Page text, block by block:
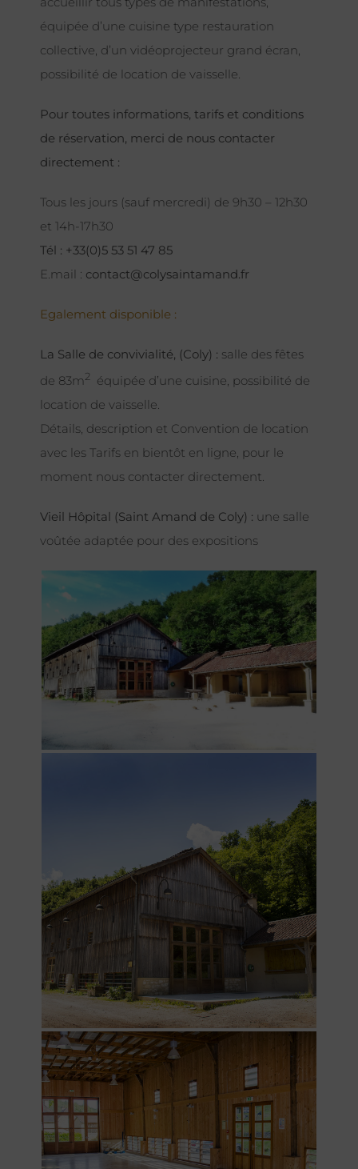
équipée d’une cuisine type restauration
collective, d’un vidéoprojecteur grand écran,
possibilité de location de vaisselle.
Pour toutes informations, tarifs et conditions
de réservation, merci de nous contacter
directement :
Tous les jours (sauf mercredi) de 9h30 – 12h30
et 14h-17h30
Tél : +33(0)5 53 51 47 85
E.mail : contact@colysaintamand.fr
Egalement disponible :
La Salle de convivialité, (Coly) : salle des fêtes
de 83m2
équipée d’une cuisine, possibilité de
location de vaisselle.
Détails, description et Convention de location
avec les Tarifs en bientôt en ligne, pour le
moment nous contacter directement.
Vieil Hôpital (Saint Amand de Coly) : une salle
voûtée adaptée pour des expositions